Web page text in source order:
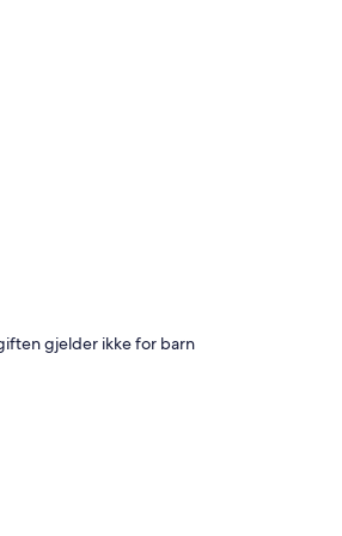
gjelder ikke for barn